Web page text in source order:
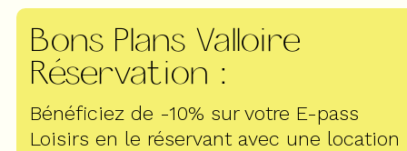
Bons Plans Valloire
Réservation :
Bénéficiez de -10% sur votre E-pass
Loisirs en le réservant avec une location